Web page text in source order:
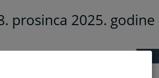
prosinca 2025. godine